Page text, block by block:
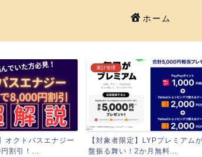
ホーム
オクトパスエナジー
割引！...
家計管理
【対象者限定】LYPプレミアム
盤振る舞い！2か月無料...